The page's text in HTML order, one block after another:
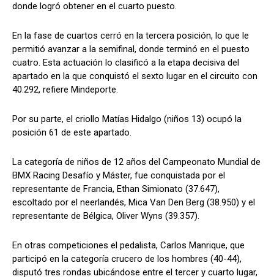
donde logró obtener en el cuarto puesto.
En la fase de cuartos cerró en la tercera posición, lo que le
permitió avanzar a la semifinal, donde terminó en el puesto
cuatro. Esta actuación lo clasificó a la etapa decisiva del
apartado en la que conquistó el sexto lugar en el circuito con
40.292, refiere Mindeporte.
Por su parte, el criollo Matías Hidalgo (niños 13) ocupó la
posición 61 de este apartado.
La categoría de niños de 12 años del Campeonato Mundial de
BMX Racing Desafío y Máster, fue conquistada por el
representante de Francia, Ethan Simionato (37.647),
escoltado por el neerlandés, Mica Van Den Berg (38.950) y el
representante de Bélgica, Oliver Wyns (39.357).
En otras competiciones el pedalista, Carlos Manrique, que
participó en la categoría crucero de los hombres (40-44),
disputó tres rondas ubicándose entre el tercer y cuarto lugar,